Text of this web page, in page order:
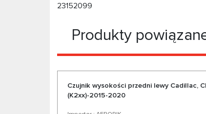
23152099
Produkty
Czujnik wysokości przedni lewy Cadillac,
(K2xx)-2015-2020